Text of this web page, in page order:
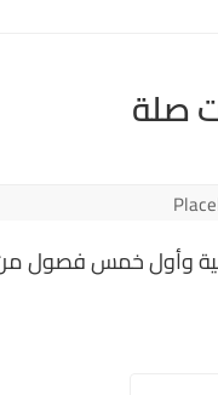
صلة
وأول خمس فصول من